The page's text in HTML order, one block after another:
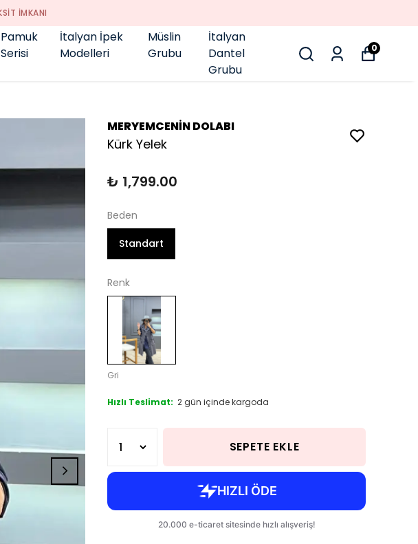
GENÇ BÜYÜK BEDEN 👑
Pamuk
Serisi
İtalyan İpek
Modelleri
Müslin
Grubu
İtalyan
Dantel
Grubu
0
MERYEMCENİN DOLABI
Kürk Yelek
₺ 1,799.00
Beden
Standart
Renk
Gri
Hızlı Teslimat: 2 gün içinde kargoda
SEPETE EKLE